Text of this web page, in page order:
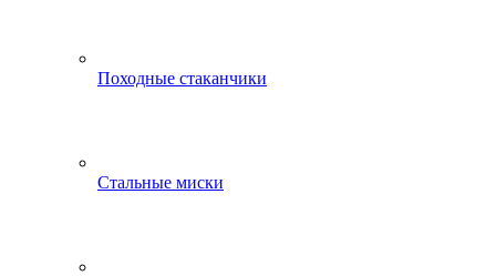
Походные стаканчики
Стальные миски